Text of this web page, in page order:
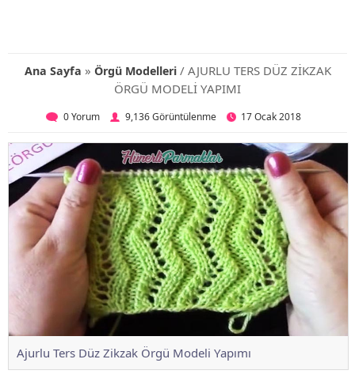
Ana Sayfa » Örgü Modelleri/ AJURLU TERS DÜZ ZİKZAK
ÖRGÜ MODELİ YAPIMI
0 Yorum 9,136 Görüntülenme 17 Ocak 2018
Ajurlu Ters Düz Zikzak Örgü Modeli Yapımı